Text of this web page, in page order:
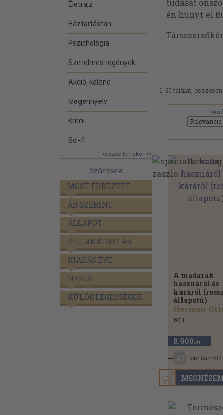
Életrajz
Háztartástan
Pszichológia
Szerelmes regények
Akció, kaland
Idegennyelv
Krimi
Sci-fi
összes témakör >>
Szűrések
MOST ÉRKEZETT
ÁR SZERINT
ÁLLAPOT
PILLANATNYI ÁR
KIADÁS ÉVE
NYELV
KÜLÖNLEGESSÉGEK
tudását
én hunyt el
1-60 találat, összesen
A madarak
hasznáról és
káráról
állapotú)
Herman
1901
8.900 ,-Ft
pont kapható